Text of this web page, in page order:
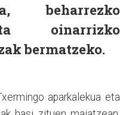
beharrezko
oinarrizko
bermatzeko.
aparkalekua eta